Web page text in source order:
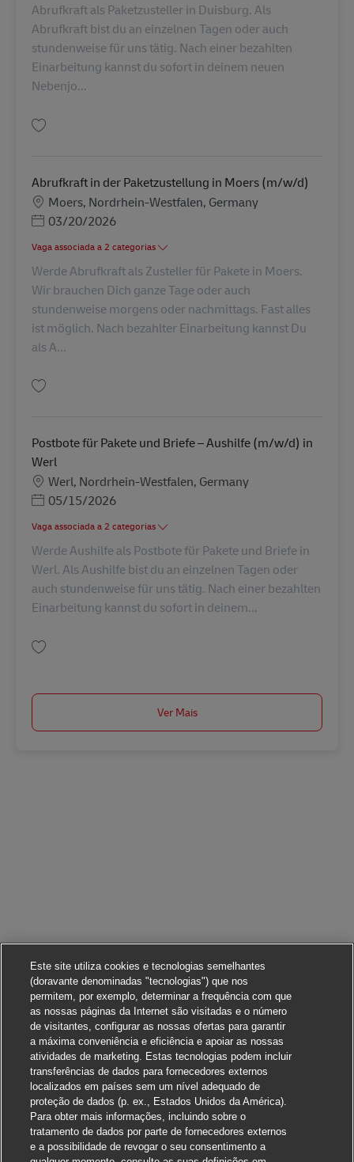
Abrufkraft als Paketzusteller in Duisburg. Als
Abrufkraft bist du an einzelnen Tagen oder auch
stundenweise für uns tätig. Nach einer bezahlten
Einarbeitung kannst du sofort in deinem neuen
Nebenjo...
Abrufkraft in der Paketzustellung in Moers (m/w/d)
Localização
Moers, Nordrhein-Westfalen, Germany
Posted Date
03/20/2026
Vaga associada a 2 categorias
Werde Abrufkraft als Zusteller für Pakete in Moers.
Wir brauchen Dich ganze Tage oder auch
stundenweise morgens oder nachmittags. Fast alles
ist möglich. Nach bezahlter Einarbeitung kannst Du
als A...
Postbote für Pakete und Briefe – Aushilfe (m/w/d) in
Werl
Localização
Werl, Nordrhein-Westfalen, Germany
Posted Date
05/15/2026
Vaga associada a 2 categorias
Werde Aushilfe als Postbote für Pakete und Briefe in
Werl. Als Aushilfe bist du an einzelnen Tagen oder
auch stundenweise für uns tätig. Nach einer bezahlten
Einarbeitung kannst du sofort in deinem...
Ver Mais
Este site utiliza cookies e tecnologias semelhantes
(doravante denominadas "tecnologias") que nos
permitem, por exemplo, determinar a frequência com que
as nossas páginas da Internet são visitadas e o número
de visitantes, configurar as nossas ofertas para garantir
a máxima conveniência e eficiência e apoiar as nossas
atividades de marketing. Estas tecnologias podem incluir
transferências de dados para fornecedores externos
localizados em países sem um nível adequado de
proteção de dados (p. ex., Estados Unidos da América).
Para obter mais informações, incluindo sobre o
tratamento de dados por parte de fornecedores externos
e a possibilidade de revogar o seu consentimento a